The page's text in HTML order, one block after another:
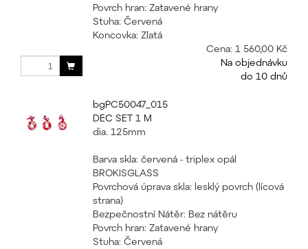
Povrch hran: Zatavené hrany
Stuha: Červená
Koncovka: Zlatá
Cena: 1 560,00 Kč
Na objednávku
do 10 dnů
bgPC50047_015
DEC SET 1 M
dia. 125mm
Barva skla: červená - triplex opál
BROKISGLASS
Povrchová úprava skla: lesklý povrch (lícová
strana)
Bezpečnostní Nátěr: Bez nátěru
Povrch hran: Zatavené hrany
Stuha: Červená